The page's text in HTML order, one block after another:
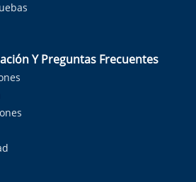
Y Preguntas Frecuentes